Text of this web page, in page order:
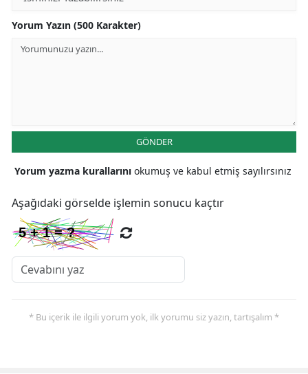
Yorum Yazın (500 Karakter)
GÖNDER
Yorum yazma kurallarını okumuş ve kabul etmiş sayılırsınız
Aşağıdaki görselde işlemin sonucu kaçtır
* Bu içerik ile ilgili yorum yok, ilk yorumu siz yazın, tartışalım *